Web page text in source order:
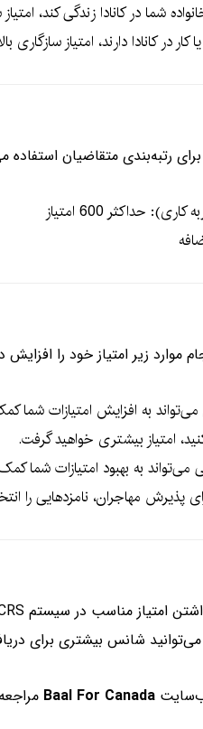
شما در کانادا زندگی کند،
در کانادا دارند، امتیاز سازگاری
600 امتیاز
موارد زیر امتیاز خود را افزایش
می‌تواند به افزایش امتیازات شما
امتیاز بیشتری خواهید گرفت.
به بهبود امتیازات شما
پذیرش مهاجران، نامزدهایی را
شانس بیشتری برای
Baal For Canada